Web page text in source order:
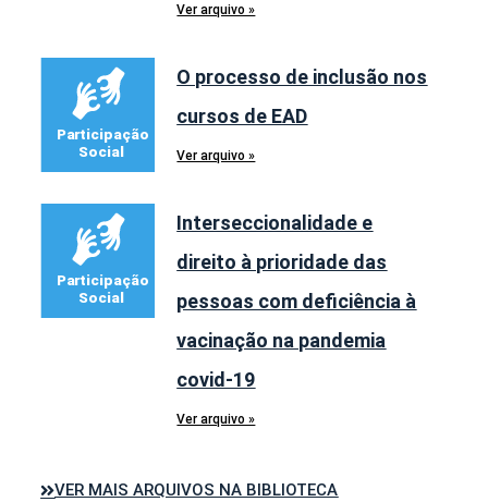
Ver arquivo »
O processo de inclusão nos
cursos de EAD
Ver arquivo »
Interseccionalidade e
direito à prioridade das
pessoas com deficiência à
vacinação na pandemia
covid-19
Ver arquivo »
VER MAIS ARQUIVOS NA BIBLIOTECA